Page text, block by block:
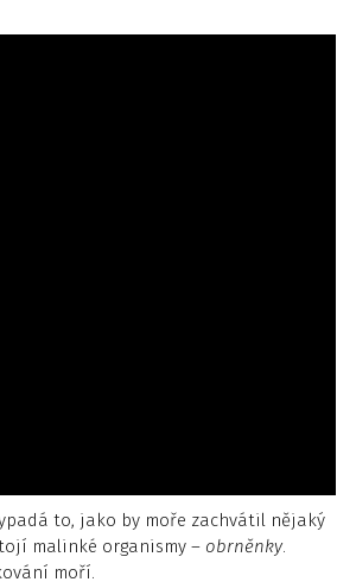
to, jako by moře zachvátil nějaký
malinké organismy – obrněnky.
moří.